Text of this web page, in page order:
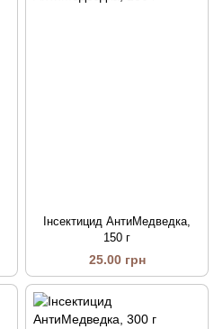
Інсектицид АнтиМедведка,
150 г
25.00 грн